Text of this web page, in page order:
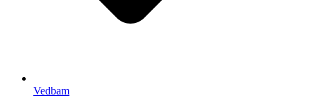
Vedbam